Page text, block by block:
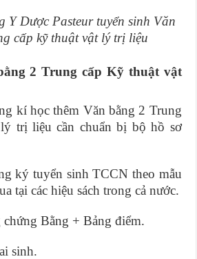
Y Dược Pasteur tuyển sinh Văn
cấp kỹ thuật vật lý trị liệu
2 Trung cấp Kỹ thuật vật
kí học thêm Văn bằng 2 Trung
trị liệu cần chuẩn bị bộ hồ sơ
ký tuyển sinh TCCN theo mẫu
tại các hiệu sách trong cả nước.
chứng Bằng + Bảng điểm.
sinh.